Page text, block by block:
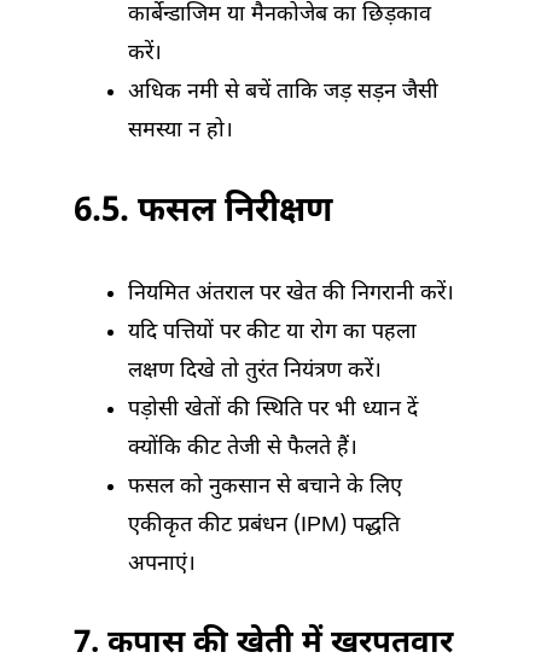
कार्बेन्डाजिम या मैनकोजेब का छिड़काव
करें।
अधिक नमी से बचें ताकि जड़ सड़न जैसी
समस्या न हो।
6.5. फसल निरीक्षण
नियमित अंतराल पर खेत की निगरानी करें।
यदि पत्तियों पर कीट या रोग का पहला
लक्षण दिखे तो तुरंत नियंत्रण करें।
पड़ोसी खेतों की स्थिति पर भी ध्यान दें
क्योंकि कीट तेजी से फैलते हैं।
फसल को नुकसान से बचाने के लिए
एकीकृत कीट प्रबंधन (IPM) पद्धति
अपनाएं।
7. कपास की खेती में खरपतवार